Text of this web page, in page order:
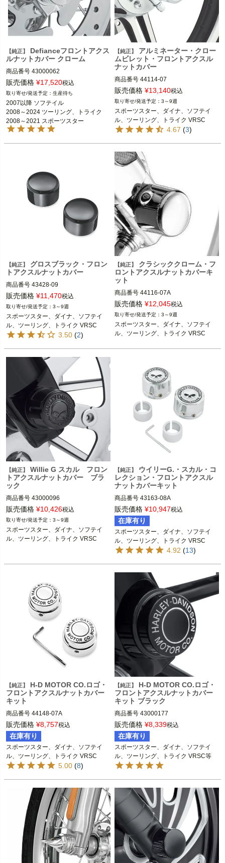
ソン）
【純正】
Defianceフロントアクス
ルナットカバー クローム
商品番号 43000062
2002～2011 VRSC
※VRSCFおよびVRSCRは不可
2015～2020 ストリート
2008～2021 スポーツスター
2008～2017 ダイナ
※スプリンガー、FLSTNSE、FXC
2024 FLHTK、FLTRK、FLHRXS、ト
2008～2023 ツーリング、トライク
Harley Davidson（ハーレー ダビッド
販売価格 ¥17,520税込
生産待ち
2007以降 ソフテイル
2008～2024 ツーリング、トライク
2008～2021 スポーツスター
2008～2017 ダイナ
【純正】
アルミネーター・クロー
ムビレット・フロントアクスル
ナットカバー
商品番号 44114-07
2008～2017 ダイナ
※スプリンガーモデル、FXCW、FXC
WC、FXSTD、FXSB/SE、FLSTNS
Eは不可
2024 FLHTK、FLTRK、FLHRXS
2008～2023 ツーリング
※VRSCR、VRSCF、2012 VRSCDX
Harley Davidson（ハーレー ダビッド
ソン）
販売価格 ¥13,140税込
3～9週
スポーツスター、ダイナ、ソフテイ
ル、ツーリング、トライク VRSC
4.67 (3)
【純正】
グロスブラック・フロン
トアクスルナットカバー
商品番号 43428-09
2008～2021 スポーツスター
2008～2017 ダイナ
※スプリンガーモデル、FXSBSE、FX
CW、FXCWC、FXSTDは不可
2024 FLHTK、FLTRK、FLHRXS
2008～2023 ツーリング
※VRSCR、VRSCF、2012～2017 VR
SCDXは不可
Harley Davidson（ハーレー ダビッド
ソン）
販売価格 ¥11,470税込
3～9週
スポーツスター、ダイナ、ソフテイ
ル、ツーリング、トライク VRSC
3.50 (2)
【純正】
クラシッククローム・フ
ロントアクスルナットカバーキ
ット
商品番号 44116-07A
2008～2021 スポーツスター
2008～2017 ダイナ
※スプリンガーモデル、FXCW、FXC
WC、FXSTD、FXSBSE、FLSTNS
2008～2023 ツーリング
※VRSCR、VRSCF、2012 VRSCDX
は不可
Harley Davidson（ハーレー ダビッド
販売価格 ¥12,045税込
3～9週
スポーツスター、ダイナ、ソフテイ
ル、ツーリング、トライク VRSC
【純正】
Willie G スカル フロン
トアクスルナットカバー ブラ
ック
商品番号 43000096
2024 FLHTK、FLTRK、FLHRXS、ト
ライク
2008～2023 ツーリング、トライク
2008～2021 スポーツスター
※XR1200/X、XL1200X/Sは不可
2015～2020 ストリート
2002～2011 V-ROD
※VRSCR、VRSCFは不可
Harley Davidson（ハーレー ダビッド
販売価格 ¥10,426税込
3～9週
スポーツスター、ダイナ、ソフテイ
ル、ツーリング、トライク VRSC
【純正】
ウイリーG.・スカル・コ
レクション・フロントアクスル
ナットカバーキット
商品番号 43163-08A
2008～2021 スポーツスター
2008～2017 ダイナ
※スプリンガーモデル、FXSB、FXSB
SE、FXCW、FXCWC、FXSTDは不
2008～2023 ツーリング
※VRSCR、VRSCF、2012～2017 VR
SCDXは不可
Harley Davidson（ハーレー ダビッド
ソン）
販売価格 ¥10,947税込
在庫有り
スポーツスター、ダイナ、ソフテイ
ル、ツーリング、トライク VRSC
4.92 (13)
【純正】
H-D MOTOR CO.ロゴ・
フロントアクスルナットカバー
キット
商品番号 44148-07A
2008～2021 スポーツスター
2008～2017 ダイナ
※スプリンガーモデル、FXSBSE、FX
CW、FXCWC、FXSTDは不可
※VRSCR、VRSCF、2012～2017 VR
SCDXは不可
2015～2020 XG750/A
Harley Davidson（ハーレー ダビッド
ソン）
販売価格 ¥8,757税込
在庫有り
スポーツスター、ダイナ、ソフテイ
ル、ツーリング、トライク VRSC
5.00 (8)
【純正】
H-D MOTOR CO.ロゴ・
フロントアクスルナットカバー
キット ブラック
商品番号 43000177
Harley Davidson（ハーレー ダビッド
ソン）
販売価格 ¥8,339税込
在庫有り
スポーツスター、ダイナ、ソフテイ
ル、ツーリング、トライク VRSC等